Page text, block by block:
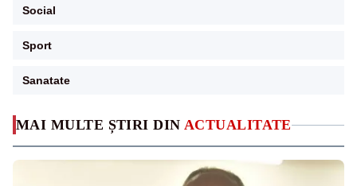
MAI MULTE ȘTIRI DIN ACTUALITATE
Social
Sport
Sanatate